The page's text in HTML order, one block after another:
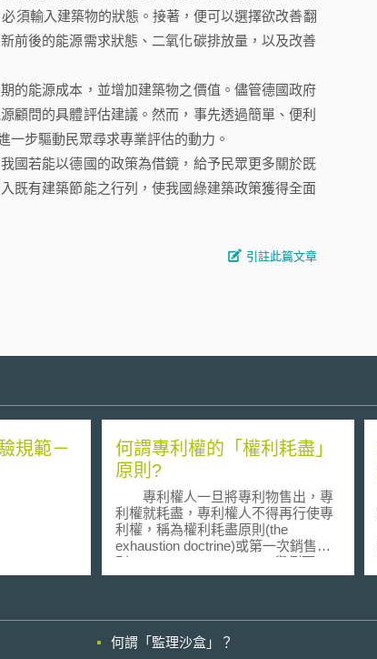
須輸入建築物的狀態。接著，便可以選擇欲改善翻
前後的能源需求狀態、二氧化碳排放量，以及改善
能源成本，並增加建築物之價值。儘管德國政府
顧問的具體評估建議。然而，事先透過簡單、便利
一步驅動民眾尋求專業評估的動力。
若能以德國的政策為借鏡，給予民眾更多關於既
既有建築節能之行列，使我國綠建築政策獲得全面
引註此篇文章
規範－
何謂專利權的「權利耗盡」
原則?
專利權人一旦將專利物售出，專
利權就耗盡，專利權人不得再行使專
利權，稱為權利耗盡原則(the
exhaustion doctrine)或第一次銷售原
則(the first sale doctrine)。舉例而
言，某人取得某種保溫技術專利製造
將保溫杯再銷售出去。 我國關於
何謂「監理沙盒」？